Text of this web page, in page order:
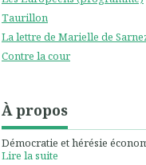
Taurillon
La lettre de Marielle de
Contre la cour
À propos
Démocratie et hérésie
Lire la suite